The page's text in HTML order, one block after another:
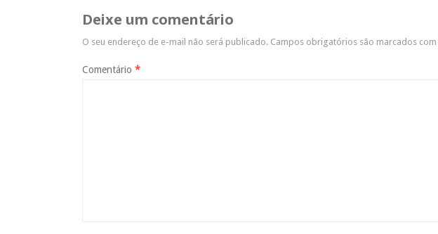
Deixe um comentário
O seu endereço de e-mail não será publicado. Campos obrigatórios são marcados com
Comentário *